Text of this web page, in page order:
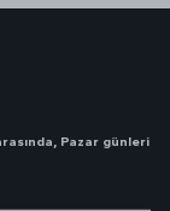
Pazar günleri